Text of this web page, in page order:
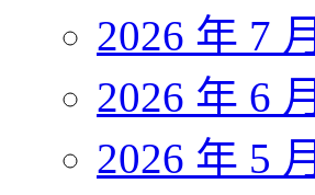
2026 年 7 月
2026 年 6 月
2026 年 5 月